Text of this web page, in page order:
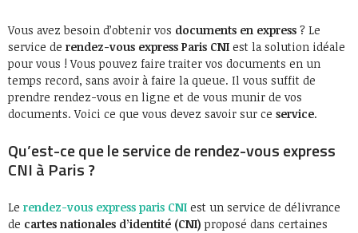
Vous avez besoin d’obtenir vos documents en express ? Le
service de rendez-vous express Paris CNI est la solution idéale
pour vous ! Vous pouvez faire traiter vos documents en un
temps record, sans avoir à faire la queue. Il vous suffit de
prendre rendez-vous en ligne et de vous munir de vos
documents. Voici ce que vous devez savoir sur ce service.
Qu’est-ce que le service de rendez-vous express
CNI à Paris ?
Le rendez-vous express paris CNI est un service de délivrance
de cartes nationales d’identité (CNI) proposé dans certaines